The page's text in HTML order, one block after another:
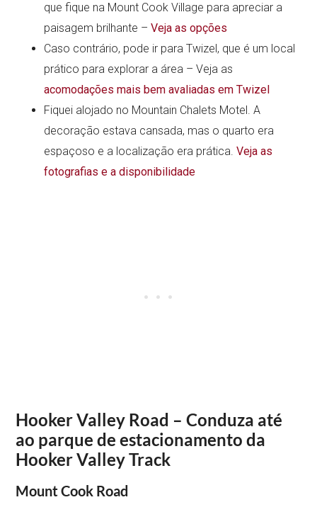
que fique na Mount Cook Village para apreciar a
paisagem brilhante –Veja as opções
Caso contrário, pode ir para Twizel, que é um local
prático para explorar a área – Veja as
acomodações mais bem avaliadas em Twizel
Fiquei alojado no Mountain Chalets Motel. A
decoração estava cansada, mas o quarto era
espaçoso e a localização era prática.Veja as
fotografias e a disponibilidade
Hooker Valley Road – Conduza até
ao parque de estacionamento da
Hooker Valley Track
Mount Cook Road